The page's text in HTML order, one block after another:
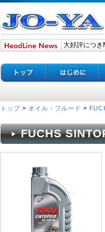
トップ > オイル・フルード >
FUCHS